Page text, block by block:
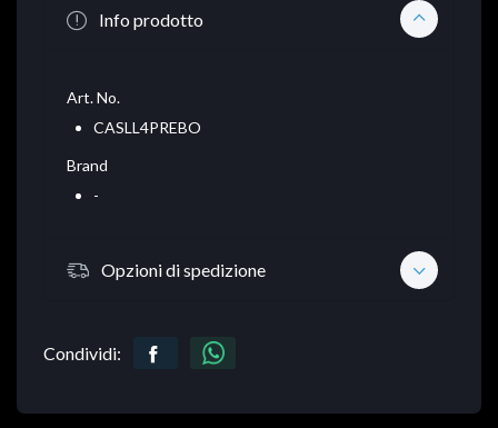
Info prodotto
Art. No.
CASLL4PREBO
Brand
-
Opzioni di spedizione
Condividi: